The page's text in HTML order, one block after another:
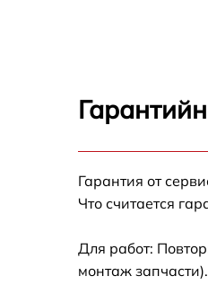
Гарантия от
Что считается
Для работ:
монтаж запчасти).